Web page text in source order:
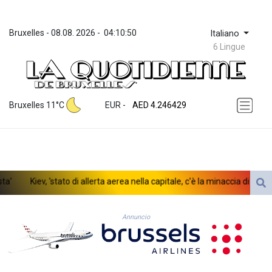
Bruxelles - 08.08. 2026 - 04:10:50 Italiano
6 Lingue
Bruxelles 11°C EUR -
ZWL 372.275202
AED 4.246429
AFN 76.887634
ARS 1724.882575
AUD 1.635501
AZN 1.97002
BAM 1.961391
BBD 2.328337
BDT 143.102254
Kiev, 'stato di allerta aerea nella capitale, c'è la minaccia di droni
Annuncio